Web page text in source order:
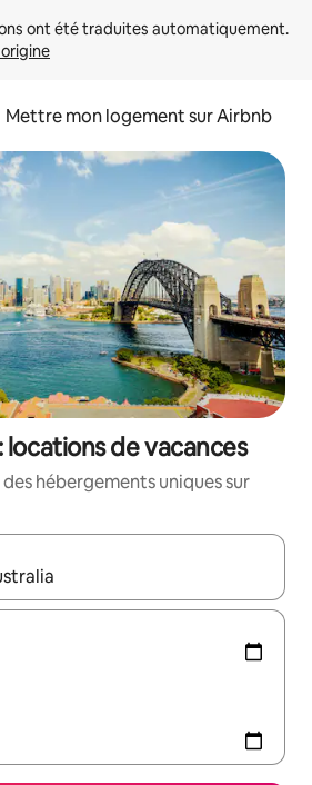
Mettre mon logement sur Airbnb
de vacances
hébergements uniques sur
s'affichent, utilisez les flèches vers le